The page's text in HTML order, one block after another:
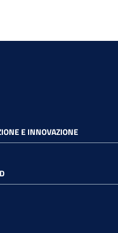
E INNOVAZIONE